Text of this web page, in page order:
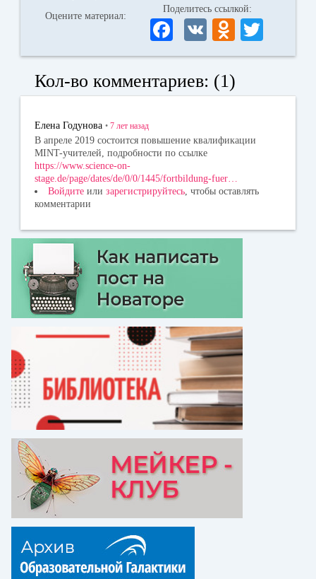
Оцените материал:
Поделитесь ссылкой:
Fa
ce
bo
ok
V
K
O
dn
la
ni
wi
r
Кол-во комментариев: (1)
Елена Годунова • 7 лет назад
В апреле 2019 состоится повышение квалификации
MINT-учителей, подробности по ссылке
https://www.science-on-
stage.de/page/dates/de/0/0/1445/fortbildung-fuer…
Войдите или зарегистрируйтесь , чтобы оставлять
комментарии